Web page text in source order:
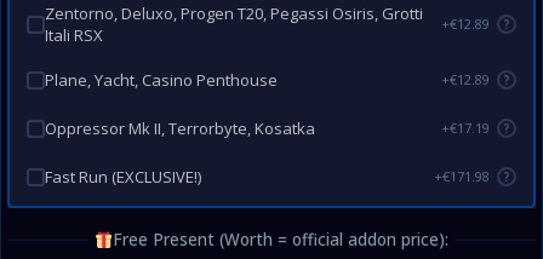
Zentorno, Deluxo, Progen T20, Pegassi Osiris, Grotti
Itali RSX
+€12.89 ?
Plane, Yacht, Casino Penthouse +€12.89 ?
Oppressor Mk II, Terrorbyte, Kosatka +€17.19 ?
Fast Run (EXCLUSIVE!) +€171.98 ?
Free Present (Worth = official addon price):